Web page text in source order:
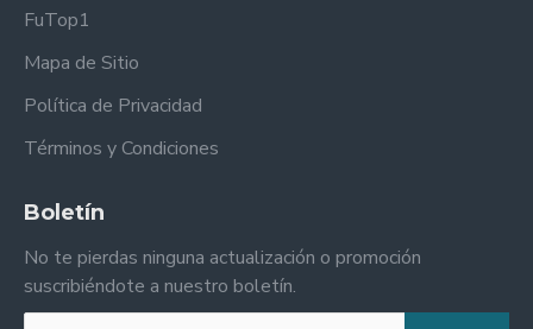
FuTop1
Mapa de Sitio
Política de Privacidad
Términos y Condiciones
Boletín
No te pierdas ninguna actualización o promoción
suscribiéndote a nuestro boletín.